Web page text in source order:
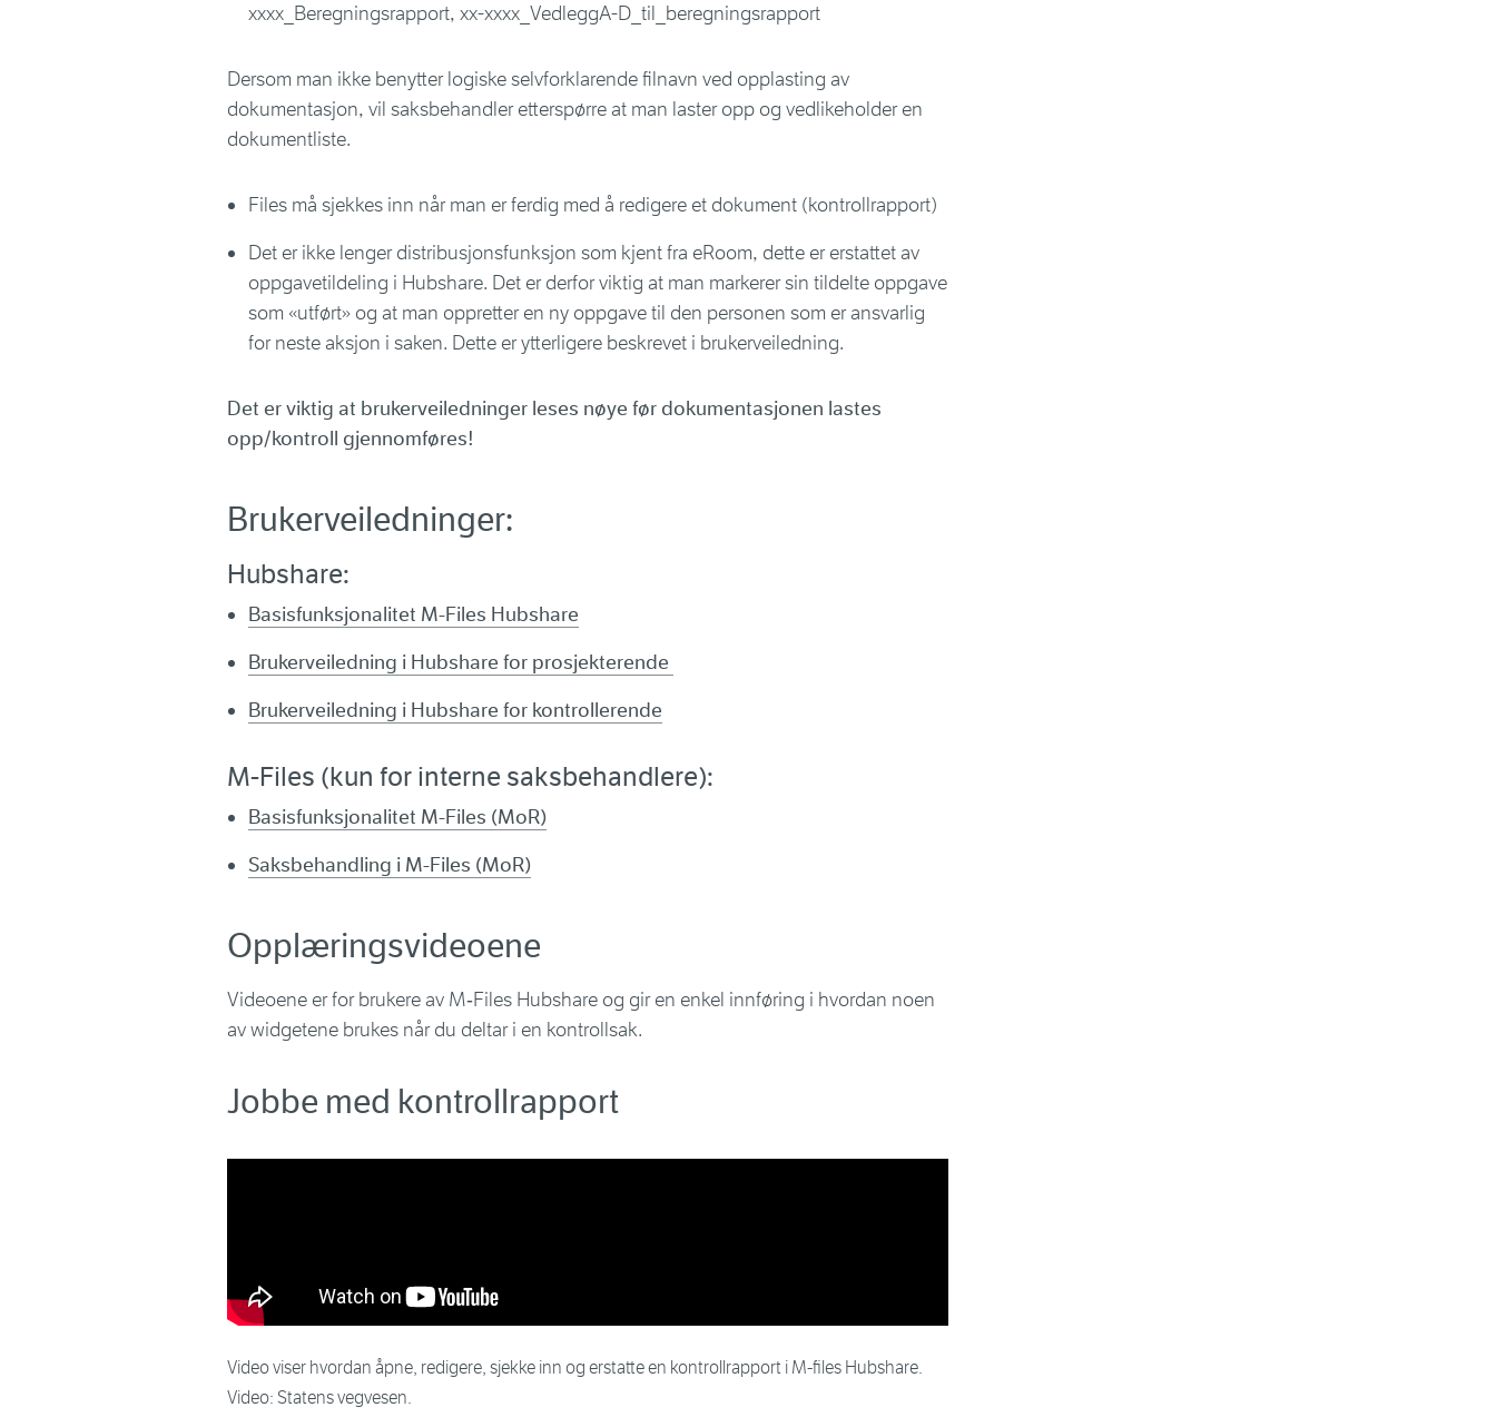
xxxx_Beregningsrapport, xx-xxxx_VedleggA-D_til_beregningsrapport
Dersom man ikke benytter logiske selvforklarende filnavn ved opplasting av
dokumentasjon, vil saksbehandler etterspørre at man laster opp og vedlikeholder en
dokumentliste.
Files må sjekkes inn når man er ferdig med å redigere et dokument (kontrollrapport)
Det er ikke lenger distribusjonsfunksjon som kjent fra eRoom, dette er erstattet av
oppgavetildeling i Hubshare. Det er derfor viktig at man markerer sin tildelte oppgave
som «utført» og at man oppretter en ny oppgave til den personen som er ansvarlig
for neste aksjon i saken. Dette er ytterligere beskrevet i brukerveiledning.
Det er viktig at brukerveiledninger leses nøye før dokumentasjonen lastes
opp/kontroll gjennomføres!
Brukerveiledninger:
Hubshare:
Basisfunksjonalitet M-Files Hubshare
Brukerveiledning i Hubshare for prosjekterende
Brukerveiledning i Hubshare for kontrollerende
M-Files (kun for interne saksbehandlere):
Basisfunksjonalitet M-Files (MoR)
Saksbehandling i M-Files (MoR)
Opplæringsvideoene
Videoene er for brukere av M‑Files Hubshare og gir en enkel innføring i hvordan noen
av widgetene brukes når du deltar i en kontrollsak.
Jobbe med kontrollrapport
Video viser hvordan åpne, redigere, sjekke inn og erstatte en kontrollrapport i M-files Hubshare.
Video: Statens vegvesen.